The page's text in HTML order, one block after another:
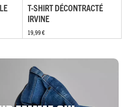
T-SHIRT DÉCONTRACTÉ
IRVINE
19,99 €